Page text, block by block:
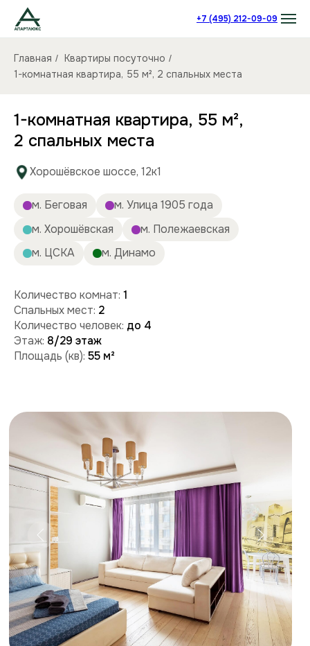
+7 (495) 212-09-09
Главная / Квартиры посуточно /
1-комнатная квартира, 55 м², 2 спальных места
Количество комнат:
Спальных мест:2
Количество человек:до 4
Этаж:8/29 этаж
м. Хорошёвская м. Полежаевская
Забронировать
Поможем с бронированием и ответим на вопросы:
+7 (909) 989-77-88
+7 (495) 212-09-09
Условия проживания